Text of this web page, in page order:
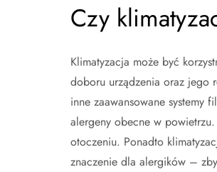
Czy
Klimatyzacja może być
doboru urządzenia oraz jego
inne zaawansowane systemy
alergeny obecne w
otoczeniu. Ponadto
znaczenie dla alergików –